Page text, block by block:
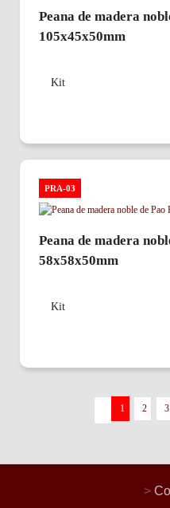
Peana de madera
105x45x50mm
Kit
PRA-03
Peana de madera
58x58x50mm
Kit
1 2 3
>